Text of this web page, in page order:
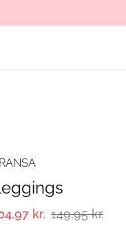
kr. 149,95 kr.